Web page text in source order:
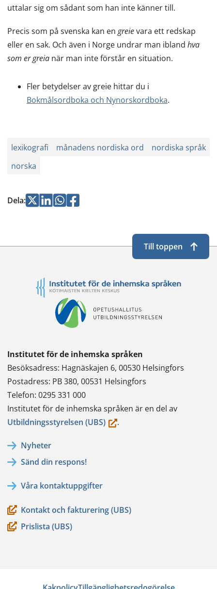
uttalar sig om sådant som han inte känner till.
Precis som på svenska kan en greievara ett redskap
eller en sak. Och även i Norge undrar man ibland hva
som er greia när man inte förstår en situation.
Fler betydelser av greie hittar du i
Bokmålsordboka och Nynorskordboka.
lexikografi månadens nordiska ord
nordiska språk
norska
Dela:Jaa Jaa Jaa
Jaa
Institutet för de inhemska språken
Besöksadress: Hagnäskajen 6, 00530 Helsingfors
Postadress: PB 380, 00531 Helsingfors
Telefon: 0295 331 000
Institutet för de inhemska språken är en del av
Utbildningsstyrelsen (UBS)(du.
Nyheter
Sänd din respons!
Våra kontaktuppgifter
Kontakt och fakturering (UBS)
Prislista (UBS)
Till toppen